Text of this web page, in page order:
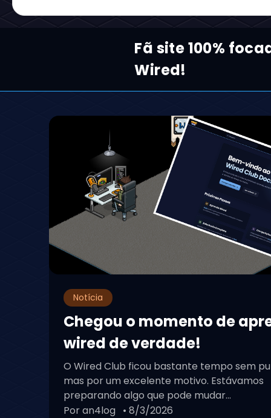
Fã site 100%
Wired!
Notícia
Chegou o momento de
wired de verdade!
O Wired Club ficou bastante tempo sem
mas por um excelente motivo. Estávamos
preparando algo que pode mudar...
Por an4log • 8/3/2026